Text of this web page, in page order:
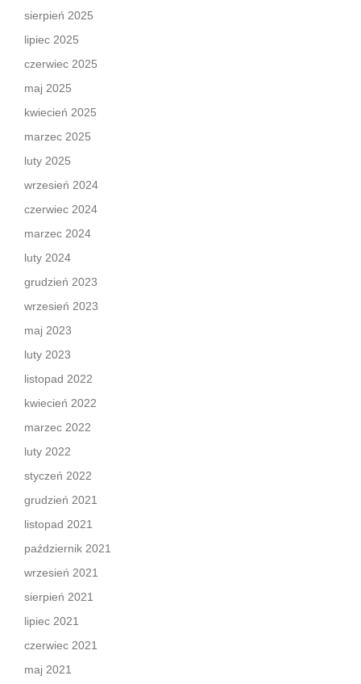
sierpień 2025
lipiec 2025
czerwiec 2025
maj 2025
kwiecień 2025
marzec 2025
luty 2025
wrzesień 2024
czerwiec 2024
marzec 2024
luty 2024
grudzień 2023
wrzesień 2023
maj 2023
luty 2023
listopad 2022
kwiecień 2022
marzec 2022
luty 2022
styczeń 2022
grudzień 2021
listopad 2021
październik 2021
wrzesień 2021
sierpień 2021
lipiec 2021
czerwiec 2021
maj 2021